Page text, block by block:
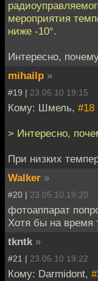
мероприятия
ниже -10°.
Интересно,
mihailp »
#19 | 23.05.10 19:15
Кому: Шмель, #18
> Интересно,
При низких
Walker »
#20 | 23.05.10 19:20
фотоаппарат
Хотя бы на время
tkntk »
#21 | 23.05.10 19:22
Кому: Darmidont,